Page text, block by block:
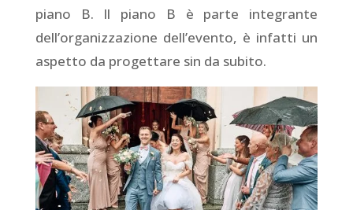
piano B. Il piano B è parte integrante
dell’organizzazione dell’evento, è infatti un
aspetto da progettare sin da subito.